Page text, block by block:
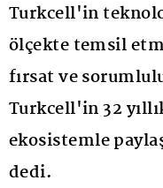
Turkcell'in
ölçekte temsil
fırsat ve
Turkcell'in 32
ekosistemle
dedi.